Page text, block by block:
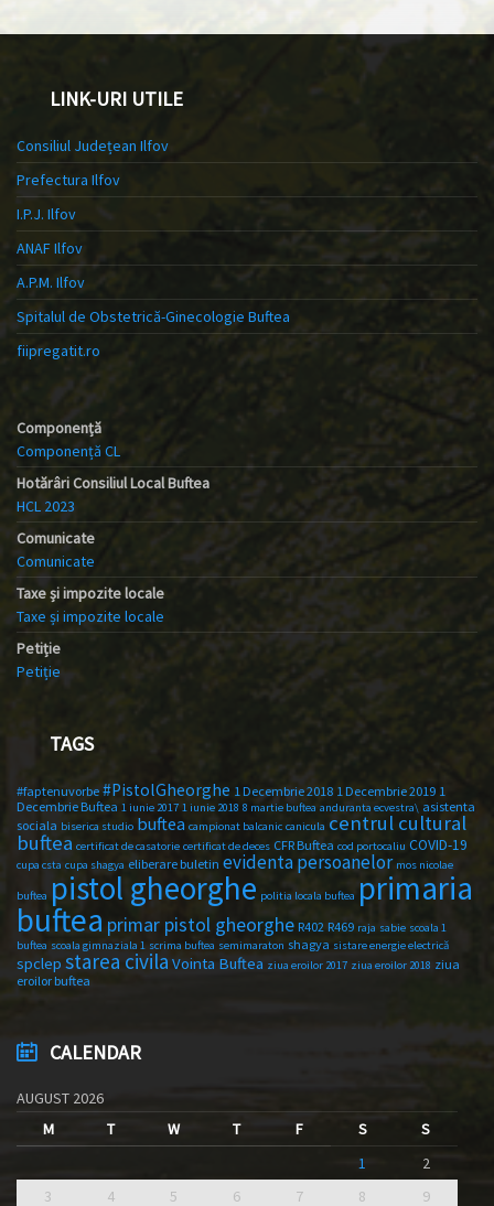
LINK-URI UTILE
Consiliul Județean Ilfov
Prefectura Ilfov
I.P.J. Ilfov
ANAF Ilfov
A.P.M. Ilfov
Spitalul de Obstetrică-Ginecologie Buftea
fiipregatit.ro
Componență
Componență CL
Hotărâri Consiliul Local Buftea
HCL 2023
Comunicate
Comunicate
Taxe și impozite locale
Taxe și impozite locale
Petiție
Petiție
TAGS
#faptenuvorbe #PistolGheorghe 1 Decembrie 2018 1 Decembrie 2019 1
Decembrie Buftea 1 iunie 2017 1 iunie 2018 8 martie buftea anduranta ecvestra\ asistenta
sociala biserica studio buftea campionat balcanic canicula centrul cultural
buftea certificat de casatorie certificat de deces CFR Buftea cod portocaliu COVID-19
cupa csta cupa shagya eliberare buletin evidenta persoanelor mos nicolae
buftea pistol gheorghe politia locala buftea primaria
buftea primar pistol gheorghe R402 R469 raja sabie scoala 1
buftea scoala gimnaziala 1 scrima buftea semimaraton shagya sistare energie electrică
spclep starea civila Vointa Buftea ziua eroilor 2017 ziua eroilor 2018 ziua
eroilor buftea
CALENDAR
AUGUST 2026
M
T W T F S
S
1
2
3
4 5 6 7 8 9